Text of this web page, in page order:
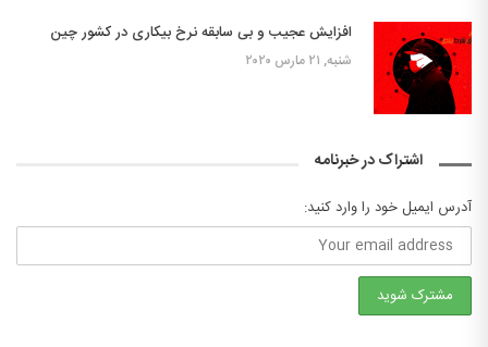
افزایش عجیب و بی سابقه نرخ بیکاری در کشور چین
شنبه, ۲۱ مارس ۲۰۲۰
اشتراک در خبرنامه
آدرس ایمیل خود را وارد کنید: